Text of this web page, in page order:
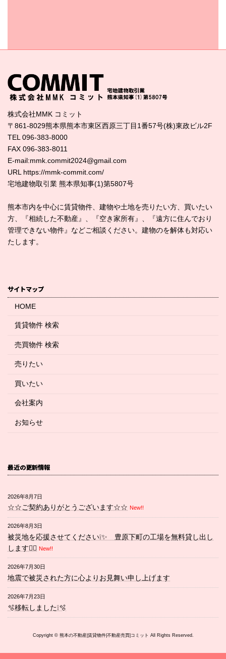
株式会社MMK コミット
〒861-8029熊本県熊本市東区西原三丁目1番57号(株)東政ビル2F
TEL 096-383-8000
FAX 096-383-8011
E-mail:mmk.commit2024@gmail.com
URL https://mmk-commit.com/
宅地建物取引業 熊本県知事(1)第5807号
熊本市内を中心に賃貸物件、建物や土地を売りたい方、買いたい
方、『相続した不動産』、『空き家所有』、『遠方に住んでおり
管理できない物件』などご相談ください。建物のを解体も対応い
たします。
サイトマップ
HOME
賃貸物件 検索
売買物件 検索
売りたい
買いたい
会社案内
お知らせ
最近の更新情報
2026年8月7日
☆☆ご契約ありがとうございます☆☆ New!!
2026年8月3日
被災地を応援させてください❕✨ 豊原下町の工場を無料貸し出し
します💁‍♀️ New!!
2026年7月30日
地震で被災された方に心よりお見舞い申し上げます
2026年7月23日
🫧移転しました❕🫧
Copyright © 熊本の不動産|賃貸物件|不動産売買|コミット All Rights Reserved.